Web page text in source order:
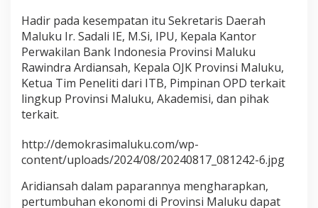
P
E
N
G
E
M
B
G
A
N
I
N
Hadir pada kesempatan itu Sekretaris Daerah
Maluku Ir. Sadali IE, M.Si, IPU, Kepala Kantor
Perwakilan Bank Indonesia Provinsi Maluku
Rawindra Ardiansah, Kepala OJK Provinsi Maluku,
Ketua Tim Peneliti dari ITB, Pimpinan OPD terkait
lingkup Provinsi Maluku, Akademisi, dan pihak
terkait.
http://demokrasimaluku.com/wp-
content/uploads/2024/08/20240817_081242-6.jpg
Aridiansah dalam paparannya mengharapkan,
pertumbuhan ekonomi di Provinsi Maluku dapat